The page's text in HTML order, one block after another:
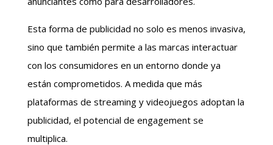
Esta forma de publicidad no solo es menos invasiva,
sino que también permite a las marcas interactuar
con los consumidores en un entorno donde ya
están comprometidos. A medida que más
plataformas de streaming y videojuegos adoptan la
publicidad, el potencial de engagement se
multiplica.